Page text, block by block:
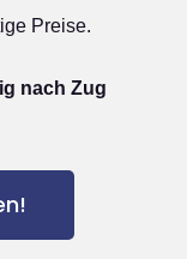
Preise.
nach Zug